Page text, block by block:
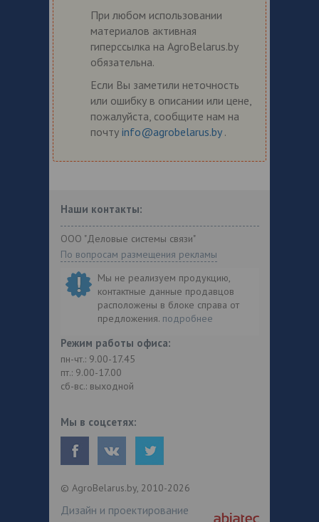
При любом использовании
материалов активная
гиперссылка на AgroBelarus.by
обязательна.
Если Вы заметили неточность
или ошибку в описании или цене,
пожалуйста, сообщите нам на
почту info@agrobelarus.by .
Наши контакты:
ООО "Деловые системы связи"
По вопросам размещения рекламы
Мы не реализуем продукцию,
контактные данные продавцов
расположены в блоке справа от
предложения. подробнее
Режим работы офиса:
пн-чт.: 9.00-17.45
пт.: 9.00-17.00
сб-вс.: выходной
Мы в соцсетях:
© AgroBelarus.by, 2010-2026
Дизайн и проектирование